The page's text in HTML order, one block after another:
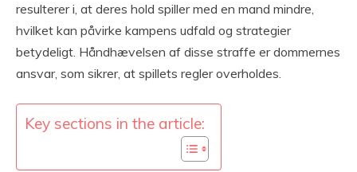
resulterer i, at deres hold spiller med en mand mindre,
hvilket kan påvirke kampens udfald og strategier
betydeligt. Håndhævelsen af disse straffe er dommernes
ansvar, som sikrer, at spillets regler overholdes.
Key sections in the article: